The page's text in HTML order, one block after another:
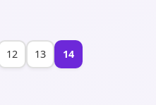
12 13 14